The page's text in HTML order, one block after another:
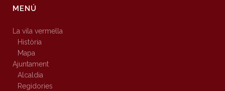
MENÚ
La vila vermella
Història
Mapa
Ajuntament
Alcaldia
Regidories